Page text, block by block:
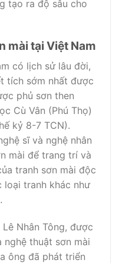
tạo ra độ sâu cho
mài tại Việt Nam
có lịch sử lâu đời,
tích sớm nhất được
phủ sơn then
Cù Vân (Phú Thọ)
kỷ 8-7 TCN).
sĩ và nghệ nhân
mài để trang trí và
tranh sơn mài độc
loại tranh khác như
Nhân Tông, được
thuật sơn mài
ông đã phát triển